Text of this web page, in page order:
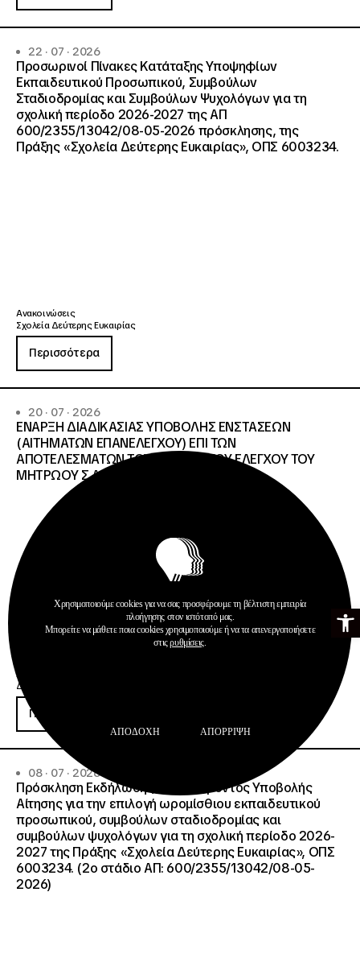
Ανοίξτε
22 · 07 · 2026
Προσωρινοί Πίνακες Κατάταξης Υποψηφίων
Εκπαιδευτικού Προσωπικού, Συμβούλων
Σταδιοδρομίας και Συμβούλων Ψυχολόγων για τη
σχολική περίοδο 2026-2027 της ΑΠ
600/2355/13042/08-05-2026 πρόσκλησης, της
Πράξης «Σχολεία Δεύτερης Ευκαιρίας», ΟΠΣ 6003234.
Ανακοινώσεις
Σχολεία Δεύτερης Ευκαιρίας
Περισσότερα
20 · 07 · 2026
ΕΝΑΡΞΗ ΔΙΑΔΙΚΑΣΙΑΣ ΥΠΟΒΟΛΗΣ ΕΝΣΤΑΣΕΩΝ
(ΑΙΤΗΜΑΤΩΝ ΕΠΑΝΕΛΕΓΧΟΥ) ΕΠΙ ΤΩΝ
ΑΠΟΤΕΛΕΣΜΑΤΩΝ ΤΟΥ ΔΙΟΙΚΗΤΙΚΟΥ ΕΛΕΓΧΟΥ ΤΟΥ
ΜΗΤΡΩΟΥ Σ.Α.Ε.Κ. ΚΑΙ Ε.Σ.Κ.»
Ανακοινώσεις
Διαχείριση & Λειτουργία Δημοσίων ΙΕΚ
Περισσότερα
08 · 07 · 2026
Πρόσκληση Εκδήλωσης Ενδιαφέροντος Υποβολής
Αίτησης για την επιλογή ωρομίσθιου εκπαιδευτικού
προσωπικού, συμβούλων σταδιοδρομίας και
συμβούλων ψυχολόγων για τη σχολική περίοδο 2026-
2027 της Πράξης «Σχολεία Δεύτερης Ευκαιρίας», ΟΠΣ
6003234. (2ο στάδιο ΑΠ: 600/2355/13042/08-05-
2026)
Χρησιμοποιούμε cookies για να σας προσφέρουμε τη βέλτιστη εμπειρία
πλοήγησης στον ιστότοπό μας.
Μπορείτε να μάθετε ποια cookies χρησιμοποιούμε ή να τα απενεργοποιήσετε
στιςρυθμίσεις.
ΑΠΟΔΟΧΉ ΑΠΌΡΡΙΨΗ